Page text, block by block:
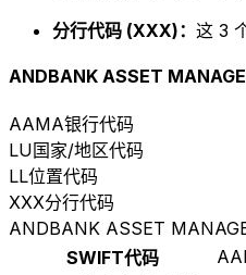
分行代码 (XXX)： 这 3
ANDBANK ASSET
AAMA银行代码
LU国家/地区代码
LL位置代码
XXX分行代码
ANDBANK ASSET
SWIFT代码